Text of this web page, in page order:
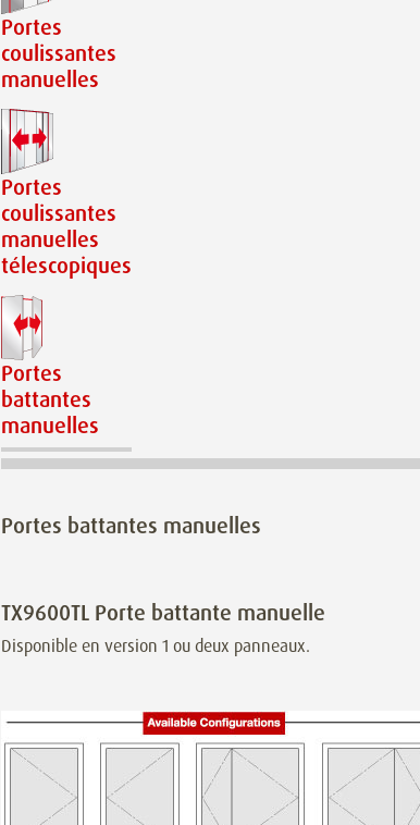
Portes
coulissantes
manuelles
Portes
coulissantes
manuelles
télescopiques
Portes
battantes
manuelles
Portes battantes manuelles
TX9600TL Porte battante manuelle
Disponible en version 1 ou deux panneaux.